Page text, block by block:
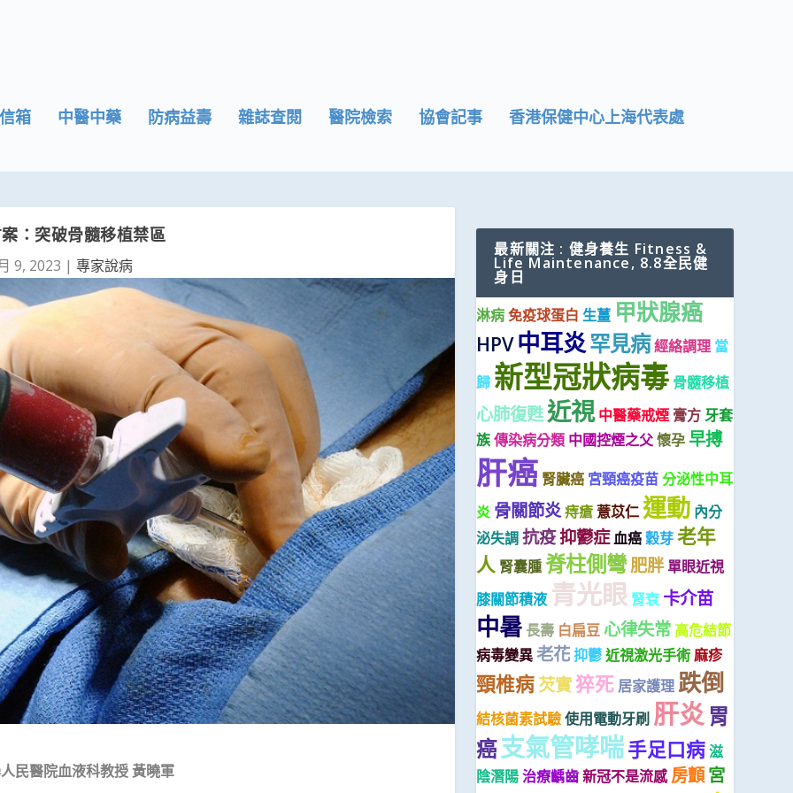
箱 中醫中藥 防病益壽 雜誌查閱 醫院檢索 協會記事 香港保健中心上海代表處
：突破骨髓移植禁區
9, 2023 |專家說病
民醫院血液科教授 黃曉軍
最新關注 : 健身養生 Fitness &
Life Maintenance, 8.8全民健
身日
淋病免疫球蛋白 生薑 甲狀腺癌
HPV中耳炎罕見病經絡調理 當
歸 新型冠狀病毒 骨髓移植
心肺復甦近視 中醫藥戒煙 膏方牙套
族傳染病分類 中國控煙之父懷孕 早搏
肝癌 腎臟癌 宮頸癌疫苗分泌性中耳
炎 骨關節炎痔瘡薏苡仁運動 內分
泌失調抗疫抑鬱症血癌穀芽老年
人 腎囊腫脊柱側彎肥胖 單眼近視
膝關節積液 青光眼 腎衰 卡介苗
中暑 長壽 白扁豆 心律失常 高危結節
病毒變異老花抑鬱近視激光手術麻疹
頸椎病芡實猝死 居家護理 跌倒
結核菌素試驗使用電動牙刷 肝炎 胃
癌支氣管哮喘手足口病滋
陰潛陽治療齲齒新冠不是流感 房顫宮